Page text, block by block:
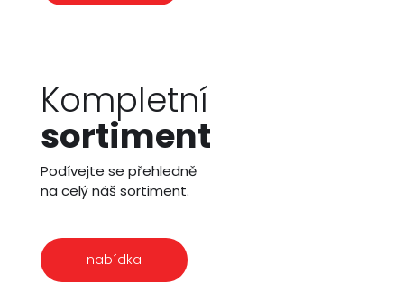
Kompletní
sortiment
Podívejte se přehledně
na celý náš sortiment.
nabídka